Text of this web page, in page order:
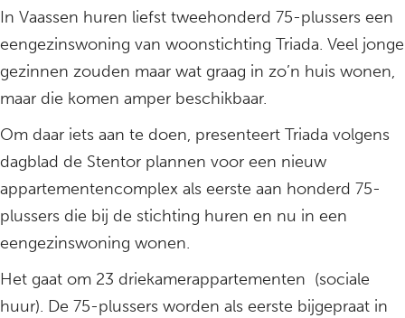
In Vaassen huren liefst tweehonderd 75-plussers een
eengezinswoning van woonstichting Triada. Veel jonge
gezinnen zouden maar wat graag in zo’n huis wonen,
maar die komen amper beschikbaar.
Om daar iets aan te doen, presenteert Triada volgens
dagblad de Stentor plannen voor een nieuw
appartementencomplex als eerste aan honderd 75-
plussers die bij de stichting huren en nu in een
eengezinswoning wonen.
Het gaat om 23 driekamerappartementen (sociale
huur). De 75-plussers worden als eerste bijgepraat in